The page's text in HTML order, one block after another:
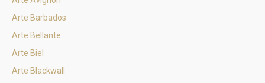
Arte Barbados
Arte Bellante
Arte Biel
Arte Blackwall